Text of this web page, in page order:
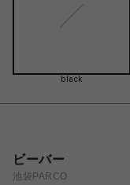
black
ビーバー
池袋PARCO